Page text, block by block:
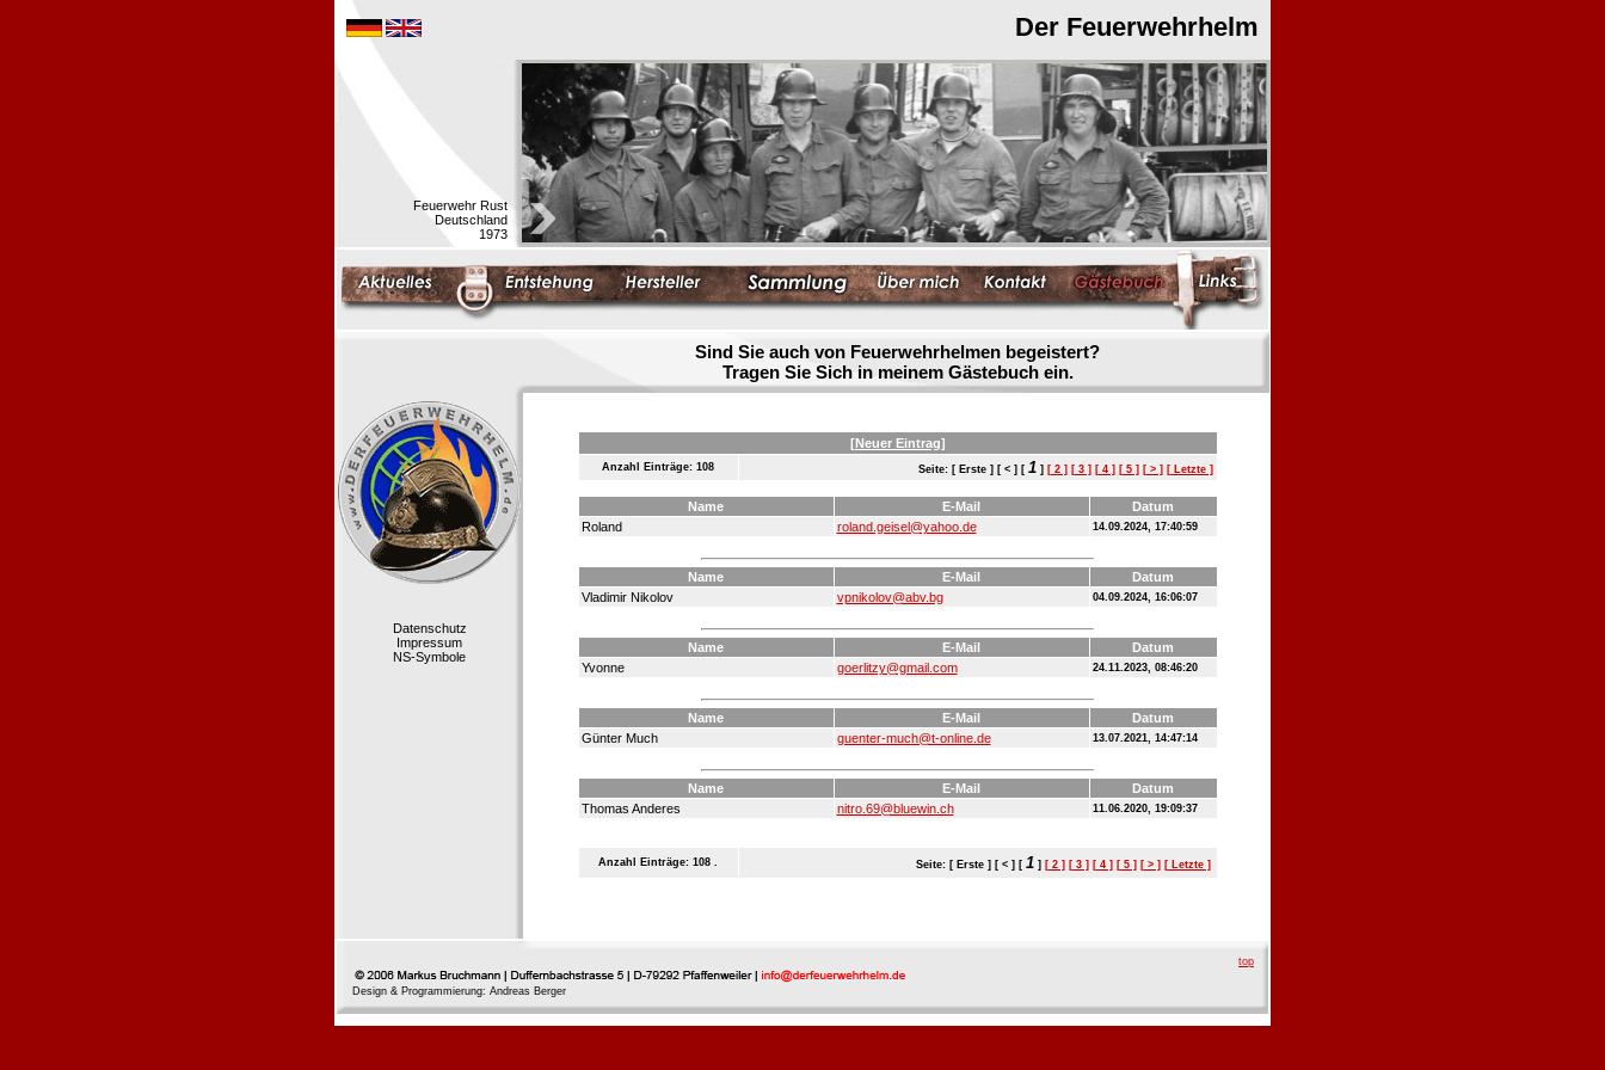
Der Feuerwehrhelm
Feuerwehr Rust
Deutschland
1973
Sind Sie auch von Feuerwehrhelmen begeistert?
Tragen Sie Sich in meinem Gästebuch ein.
Datenschutz
Impressum
NS-Symbole
[Neuer Eintrag]
Anzahl Einträge: 108 Seite: [ Erste ] [ < ] [ 1] [ 2 ] [ 3 ] [ 4 ] [ 5 ] [ > ] [ Letzte ]
Name E-Mail
Datum
Roland
roland.geisel@yahoo.de 14.09.2024, 17:40:59
Name E-Mail
Datum
Vladimir Nikolov
vpnikolov@abv.bg 04.09.2024, 16:06:07
Name E-Mail
Datum
Yvonne
goerlitzy@gmail.com 24.11.2023, 08:46:20
Name E-Mail
Datum
Günter Much
guenter-much@t-online.de 13.07.2021, 14:47:14
Name E-Mail
Datum
Thomas Anderes
nitro.69@bluewin.ch 11.06.2020, 19:09:37
Anzahl Einträge: 108 . Seite: [ Erste ] [ < ] [ 1] [ 2 ] [ 3 ] [ 4 ] [ 5 ] [ > ] [ Letzte ]
Design & Programmierung: Andreas Berger
top